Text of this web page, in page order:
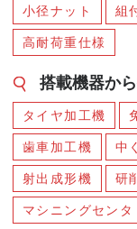
小径ナット 組
高耐荷重仕様
搭載機器か
タイヤ加工機
歯車加工機 中
射出成形機 研
マシニングセンタ